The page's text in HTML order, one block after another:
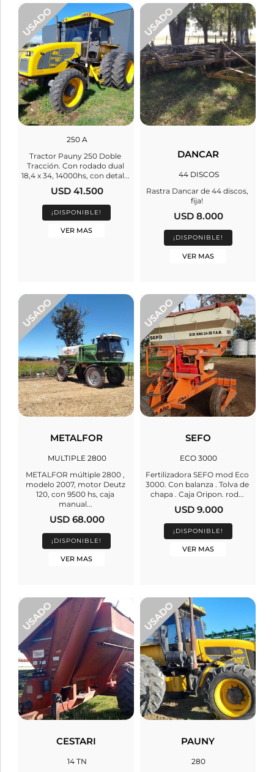
250 A
Tractor Pauny 250 Doble
Tracción. Con rodado dual
18,4 x 34, 14000hs, con detal...
USD 41.500
¡DISPONIBLE!
VER MAS
DANCAR
44 DISCOS
Rastra Dancar de 44 discos,
fija!
USD 8.000
¡DISPONIBLE!
VER MAS
METALFOR
MULTIPLE 2800
METALFOR múltiple 2800 ,
modelo 2007, motor Deutz
120, con 9500 hs, caja
manual...
USD 68.000
¡DISPONIBLE!
VER MAS
SEFO
ECO 3000
Fertilizadora SEFO mod Eco
3000. Con balanza . Tolva de
chapa . Caja Oripon. rod...
USD 9.000
¡DISPONIBLE!
VER MAS
CESTARI
14 TN
PAUNY
280